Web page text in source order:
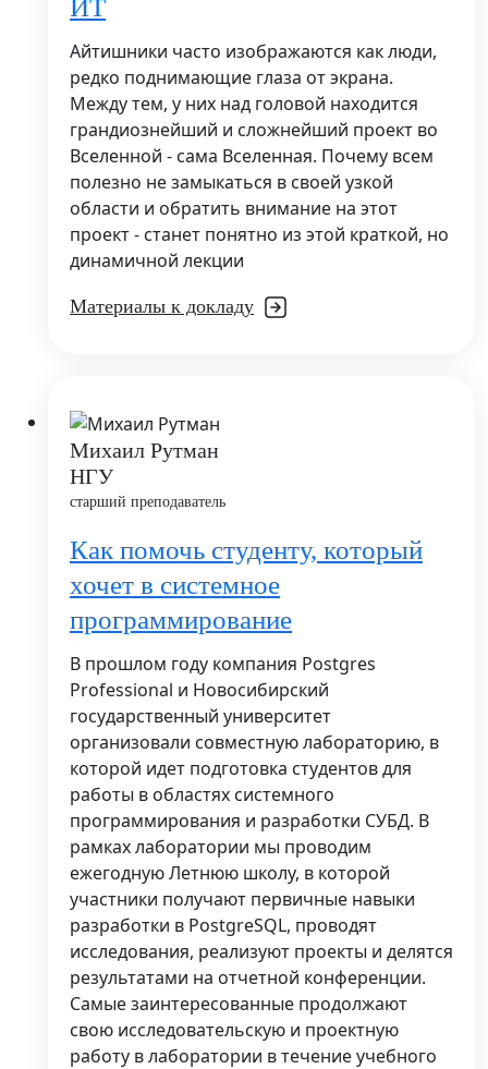
ИТ
Айтишники часто изображаются как люди,
редко поднимающие глаза от экрана.
Между тем, у них над головой находится
грандиознейший и сложнейший проект во
Вселенной - сама Вселенная. Почему всем
полезно не замыкаться в своей узкой
области и обратить внимание на этот
проект - станет понятно из этой краткой, но
динамичной лекции
Материалы к докладу
Михаил Рутман
НГУ
старший преподаватель
Как помочь студенту, который
хочет в системное
программирование
В прошлом году компания Postgres
Professional и Новосибирский
государственный университет
организовали совместную лабораторию, в
которой идет подготовка студентов для
работы в областях системного
программирования и разработки СУБД. В
рамках лаборатории мы проводим
ежегодную Летнюю школу, в которой
участники получают первичные навыки
разработки в PostgreSQL, проводят
исследования, реализуют проекты и делятся
результатами на отчетной конференции.
Самые заинтересованные продолжают
свою исследовательскую и проектную
работу в лаборатории в течение учебного